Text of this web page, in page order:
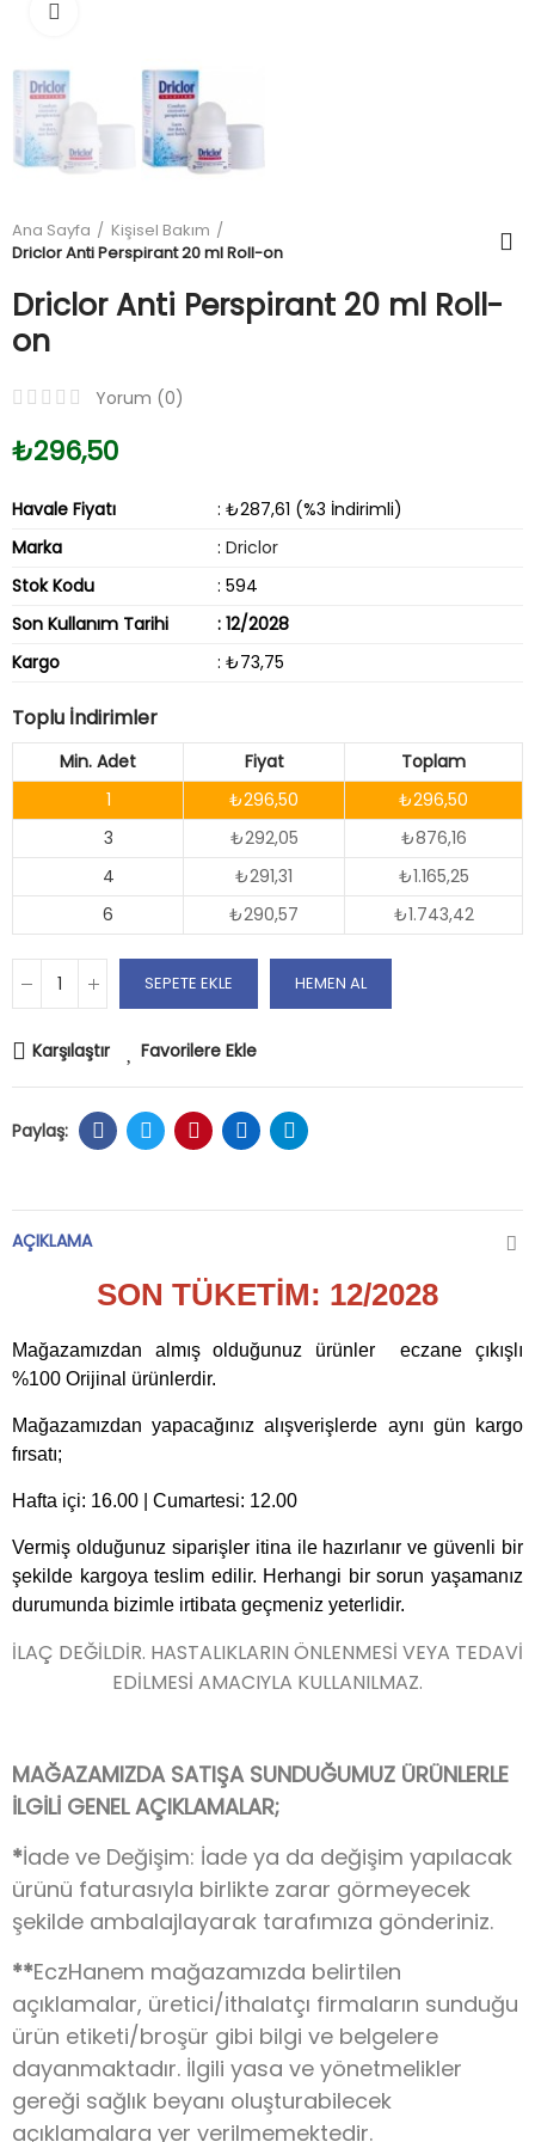
Ana Sayfa
Kişisel Bakım
Driclor Anti Perspirant 20 ml Roll-on
Driclor Anti Perspirant 20 ml Roll-
on
Yorum (0)
₺296,50
Havale Fiyatı
: ₺287,61 (%3 İndirimli)
Marka
: Driclor
Stok Kodu
: 594
Son Kullanım Tarihi
: 12/2028
Kargo
: ₺73,75
Toplu İndirimler
Min. Adet Fiyat
Toplam
1
₺296,50
₺296,50
3
₺292,05
₺876,16
4
₺291,31
₺1.165,25
6
₺290,57 ₺1.743,42
SEPETE EKLE HEMEN AL
Karşılaştır Favorilere Ekle
AÇIKLAMA
SON TÜKETİM: 12/2028
Mağazamızdan almış olduğunuz ürünler eczane çıkışlı
%100 Orijinal ürünlerdir.
Mağazamızdan yapacağınız alışverişlerde aynı gün kargo
fırsatı;
Hafta içi: 16.00 | Cumartesi: 12.00
Vermiş olduğunuz siparişler itina ile hazırlanır ve güvenli bir
şekilde kargoya teslim edilir. Herhangi bir sorun yaşamanız
durumunda bizimle irtibata geçmeniz yeterlidir.
İLAÇ DEĞİLDİR. HASTALIKLARIN ÖNLENMESİ VEYA TEDAVİ
EDİLMESİ AMACIYLA KULLANILMAZ.
MAĞAZAMIZDA SATIŞA SUNDUĞUMUZ ÜRÜNLERLE
İLGİLİ GENEL AÇIKLAMALAR;
*İade ve Değişim: İade ya da değişim yapılacak
ürünü faturasıyla birlikte zarar görmeyecek
şekilde ambalajlayarak tarafımıza gönderiniz.
**EczHanem mağazamızda belirtilen
açıklamalar, üretici/ithalatçı firmaların sunduğu
ürün etiketi/broşür gibi bilgi ve belgelere
dayanmaktadır. İlgili yasa ve yönetmelikler
gereği sağlık beyanı oluşturabilecek
açıklamalara yer verilmemektedir.